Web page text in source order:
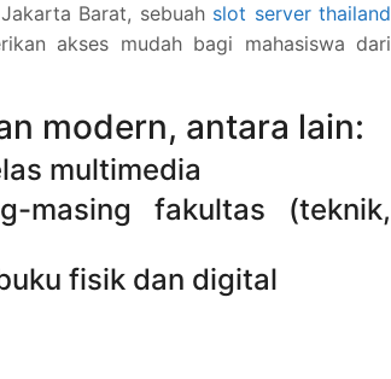
Barat, sebuah slot server thailand
akses mudah bagi mahasiswa dari
modern, antara lain:
multimedia
masing fakultas (teknik,
fisik dan digital